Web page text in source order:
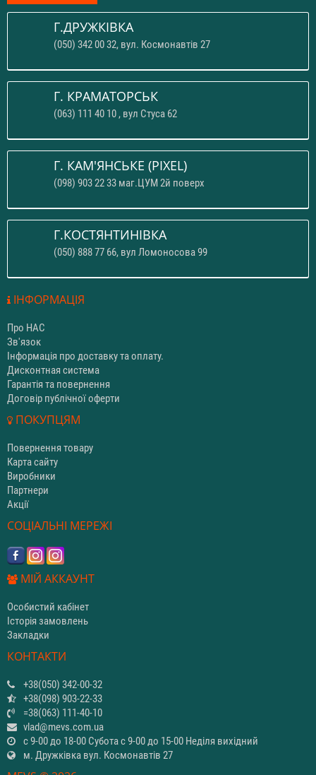
Г.ДРУЖКІВКА
(050) 342 00 32, вул. Космонавтів 27
Г. КРАМАТОРСЬК
(063) 111 40 10 , вул Стуса 62
Г. КАМ'ЯНСЬКЕ (PIXEL)
(098) 903 22 33 маг.ЦУМ 2й поверх
Г.КОСТЯНТИНІВКА
(050) 888 77 66, вул Ломоносова 99
ІНФОРМАЦІЯ
Про НАС
Зв'язок
Інформація про доставку та оплату.
Дисконтная система
Гарантія та повернення
Договір публічної оферти
ПОКУПЦЯМ
Повернення товару
Карта сайту
Виробники
Партнери
Акції
СОЦІАЛЬНІ МЕРЕЖІ
МІЙ АККАУНТ
Особистий кабінет
Історія замовлень
Закладки
КОНТАКТИ
+38(050) 342-00-32
+38(098) 903-22-33
=38(063) 111-40-10
vlad@mevs.com.ua
с 9-00 до 18-00 Субота с 9-00 до 15-00 Неділя вихідний
м. Дружківка вул. Космонавтів 27